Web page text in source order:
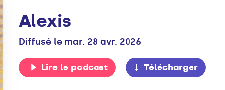
Alexis
Diffusé le mar. 28 avr. 2026
Lire le podcast Télécharger